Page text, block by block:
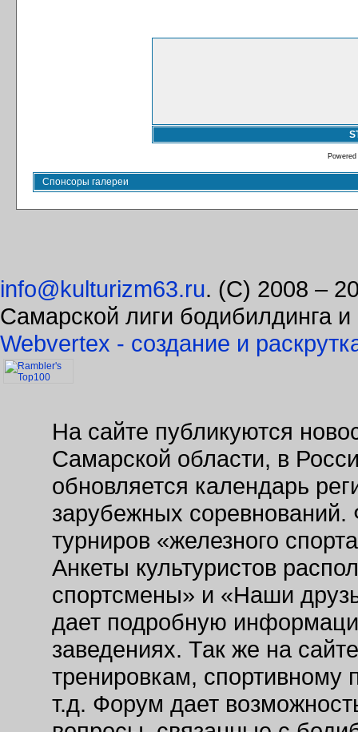
info@kulturizm63.ru
. (C) 2008 –
Самарской лиги бодибилдинга
Webvertex - создание и
На сайте публикуются
Самарской области, в
обновляется календарь
зарубежных соревнований.
турниров «железного
Анкеты культуристов
спортсмены» и «Наши
дает подробную
заведениях. Так же на
тренировкам, спортивному
т.д. Форум дает
вопросы, связанные с